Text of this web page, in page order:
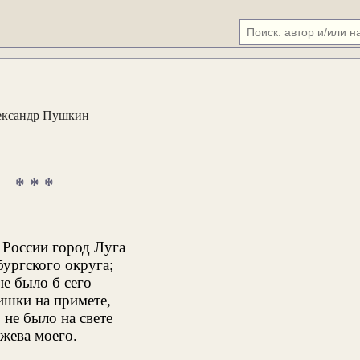
Пушкин
* * *
город Луга
округа;
было б сего
на примете,
было на свете
моего.